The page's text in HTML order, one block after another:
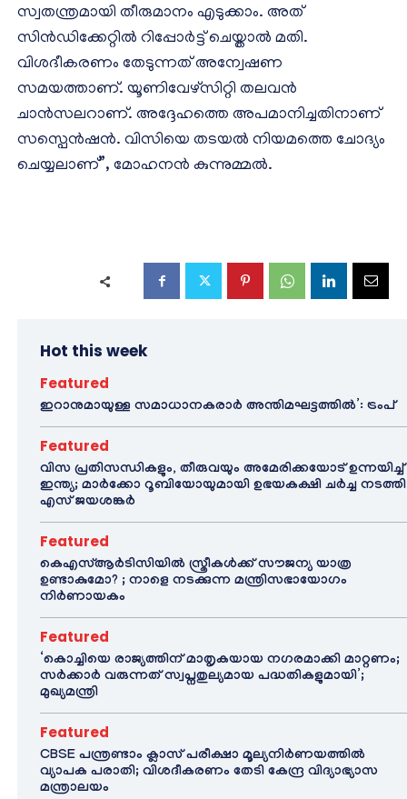
സ്വതന്ത്രമായി തീരുമാനം എടുക്കാം. അത്
സിൻഡിക്കേറ്റിൽ റിപ്പോർട്ട് ചെയ്താൽ മതി.
വിശദീകരണം തേടുന്നത് അന്വേഷണ
സമയത്താണ്. യൂണിവേഴ്സിറ്റി തലവൻ
ചാൻസലറാണ്. അദ്ദേഹത്തെ അപമാനിച്ചതിനാണ്
സസ്പെൻഷൻ. വിസിയെ തടയൽ നിയമത്തെ ചോദ്യം
ചെയ്യലാണ്”, മോഹനൻ കുന്നുമ്മൽ.
Hot this week
Featured
ഇറാനുമായുള്ള സമാധാനകരാർ അന്തിമഘട്ടത്തിൽ‌’: ട്രംപ്
Featured
വിസ പ്രതിസന്ധികളും, തീരുവയും അമേരിക്കയോട് ഉന്നയിച്ച്
ഇന്ത്യ; മാർക്കോ റൂബിയോയുമായി ഉഭയകക്ഷി ചർച്ച നടത്തി
എസ് ജയശങ്കർ
Featured
കെഎസ്ആർടിസിയിൽ സ്ത്രീകൾക്ക് സൗജന്യ യാത്ര
ഉണ്ടാകുമോ? ; നാളെ നടക്കുന്ന മന്ത്രിസഭായോഗം
നിർണായകം
Featured
‘കൊച്ചിയെ രാജ്യത്തിന് മാതൃകയായ നഗരമാക്കി മാറ്റണം;
സർക്കാർ വരുന്നത് സ്വപ്നതുല്യമായ പദ്ധതികളുമായി’;
മുഖ്യമന്ത്രി
Featured
CBSE പന്ത്രണ്ടാം ക്ലാസ് പരീക്ഷാ മൂല്യനിർണയത്തിൽ
വ്യാപക പരാതി; വിശദീകരണം തേടി കേന്ദ്ര വിദ്യാഭ്യാസ
മന്ത്രാലയം